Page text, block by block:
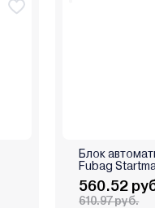
Блок
Fubag
560.52
610.97 руб.